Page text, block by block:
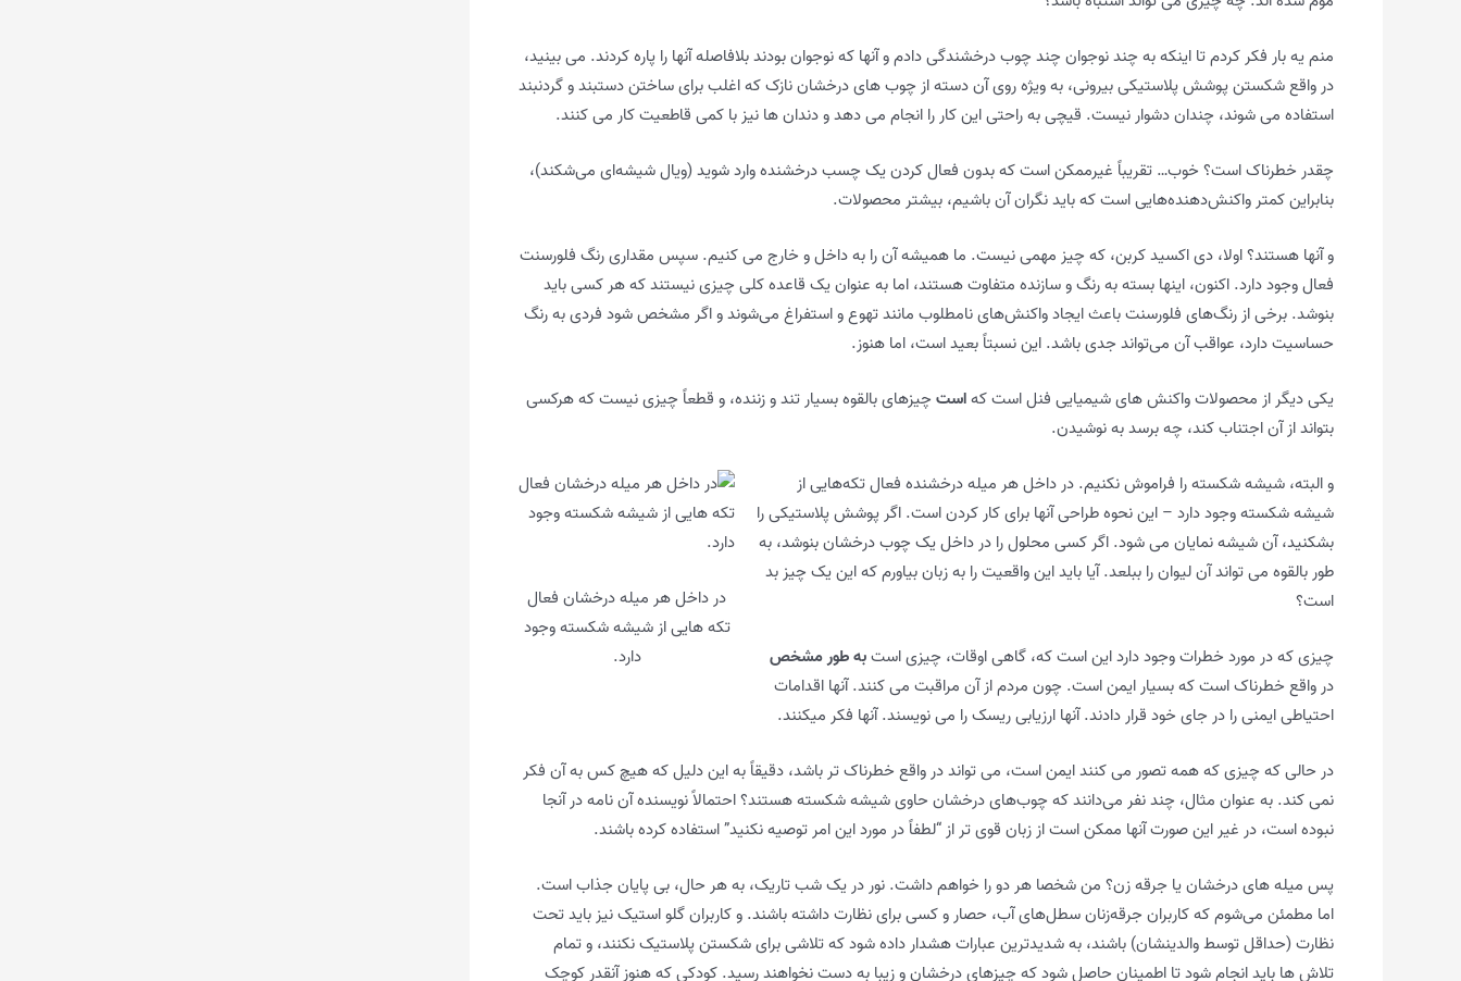
منم یه بار فکر کردم تا اینکه به چند نوجوان چند چوب درخشندگی دادم و آنها که نوجوان بودند بلافاصله آنها را پاره کردند. می بینید،
در واقع شکستن پوشش پلاستیکی بیرونی، به ویژه روی آن دسته از چوب های درخشان نازک که اغلب برای ساختن دستبند و گردنبند
استفاده می شوند، چندان دشوار نیست. قیچی به راحتی این کار را انجام می دهد و دندان ها نیز با کمی قاطعیت کار می کنند.
چقدر خطرناک است؟ خوب… تقریباً غیرممکن است که بدون فعال کردن یک چسب درخشنده وارد شوید (ویال شیشه‌ای می‌شکند)،
بنابراین کمتر واکنش‌دهنده‌هایی است که باید نگران آن باشیم، بیشتر محصولات.
و آنها هستند؟ اولا، دی اکسید کربن، که چیز مهمی نیست. ما همیشه آن را به داخل و خارج می کنیم. سپس مقداری رنگ فلورسنت
فعال وجود دارد. اکنون، اینها بسته به رنگ و سازنده متفاوت هستند، اما به عنوان یک قاعده کلی چیزی نیستند که هر کسی باید
بنوشد. برخی از رنگ‌های فلورسنت باعث ایجاد واکنش‌های نامطلوب مانند تهوع و استفراغ می‌شوند و اگر مشخص شود فردی به رنگ
حساسیت دارد، عواقب آن می‌تواند جدی باشد. این نسبتاً بعید است، اما هنوز.
یکی دیگر از محصولات واکنش های شیمیایی فنل است کهاست چیزهای بالقوه بسیار تند و زننده، و قطعاً چیزی نیست که هرکسی
بتواند از آن اجتناب کند، چه برسد به نوشیدن.
در داخل هر میله درخشان فعال
تکه هایی از شیشه شکسته وجود
دارد.
و البته، شیشه شکسته را فراموش نکنیم. در داخل هر میله درخشنده فعال تکه‌هایی از
شیشه شکسته وجود دارد – این نحوه طراحی آنها برای کار کردن است. اگر پوشش پلاستیکی را
بشکنید، آن شیشه نمایان می شود. اگر کسی محلول را در داخل یک چوب درخشان بنوشد، به
طور بالقوه می تواند آن لیوان را ببلعد. آیا باید این واقعیت را به زبان بیاورم که این یک چیز بد
است؟
چیزی که در مورد خطرات وجود دارد این است که، گاهی اوقات، چیزی استبه طور مشخص
در واقع خطرناک است که بسیار ایمن است. چون مردم از آن مراقبت می کنند. آنها اقدامات
احتیاطی ایمنی را در جای خود قرار دادند. آنها ارزیابی ریسک را می نویسند. آنها فکر میکنند.
در حالی که چیزی که همه تصور می کنند ایمن است، می تواند در واقع خطرناک تر باشد، دقیقاً به این دلیل که هیچ کس به آن فکر
نمی کند. به عنوان مثال، چند نفر می‌دانند که چوب‌های درخشان حاوی شیشه شکسته هستند؟ احتمالاً نویسنده آن نامه در آنجا
نبوده است، در غیر این صورت آنها ممکن است از زبان قوی تر از “لطفاً در مورد این امر توصیه نکنید” استفاده کرده باشند.
پس میله های درخشان یا جرقه زن؟ من شخصا هر دو را خواهم داشت. نور در یک شب تاریک، به هر حال، بی پایان جذاب است.
اما مطمئن می‌شوم که کاربران جرقه‌زنان سطل‌های آب، حصار و کسی برای نظارت داشته باشند. و کاربران گلو استیک نیز باید تحت
نظارت (حداقل توسط والدینشان) باشند، به شدیدترین عبارات هشدار داده شود که تلاشی برای شکستن پلاستیک نکنند، و تمام
تلاش ها باید انجام شود تا اطمینان حاصل شود که چیزهای درخشان و زیبا به دست نخواهند رسید. کودکی که هنوز آنقدر کوچک